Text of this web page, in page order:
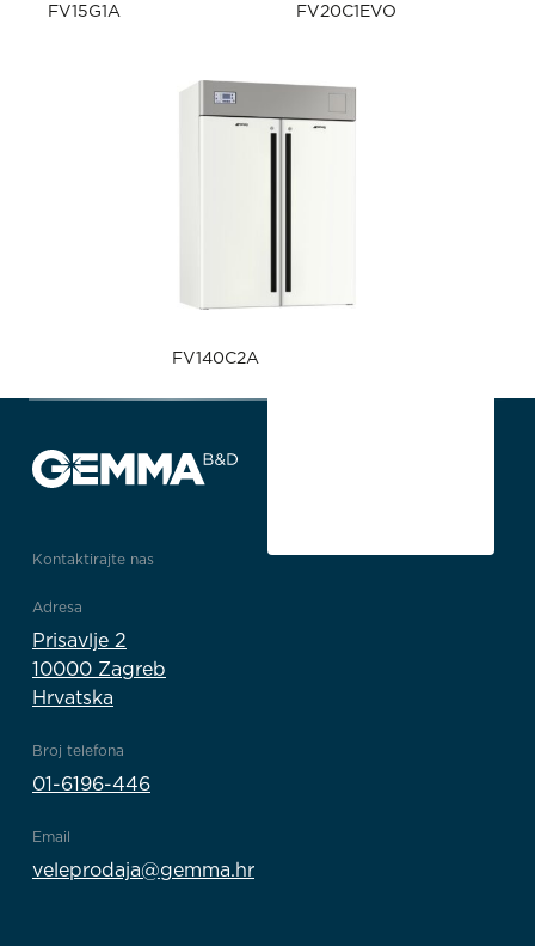
FV15G1A FV20C1EVO
FV140C2A
Kontaktirajte nas
Adresa
Prisavlje 2
10000 Zagreb
Hrvatska
Broj telefona
01-6196-446
Email
veleprodaja@gemma.hr